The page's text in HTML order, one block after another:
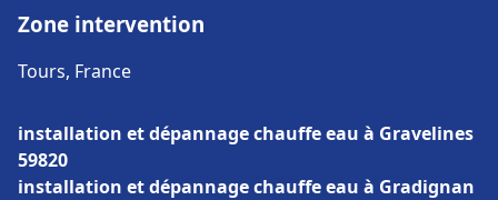
Zone intervention
Tours, France
installation et dépannage chauffe eau à Gravelines
59820
installation et dépannage chauffe eau à Gradignan